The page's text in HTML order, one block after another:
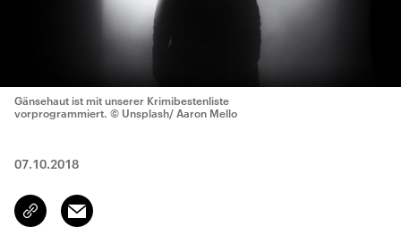
Gänsehaut ist mit unserer Krimibestenliste
vorprogrammiert. © Unsplash/ Aaron Mello
07.10.2018
Link
kopieren/teilen
Email